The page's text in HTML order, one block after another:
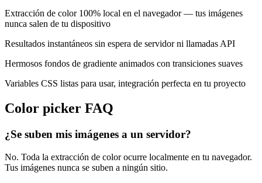
Extracción de color 100% local en el navegador — tus imágenes
nunca salen de tu dispositivo
Resultados instantáneos sin espera de servidor ni llamadas API
Hermosos fondos de gradiente animados con transiciones suaves
Variables CSS listas para usar, integración perfecta en tu proyecto
Color picker FAQ
¿Se suben mis imágenes a un servidor?
No. Toda la extracción de color ocurre localmente en tu navegador.
Tus imágenes nunca se suben a ningún sitio.